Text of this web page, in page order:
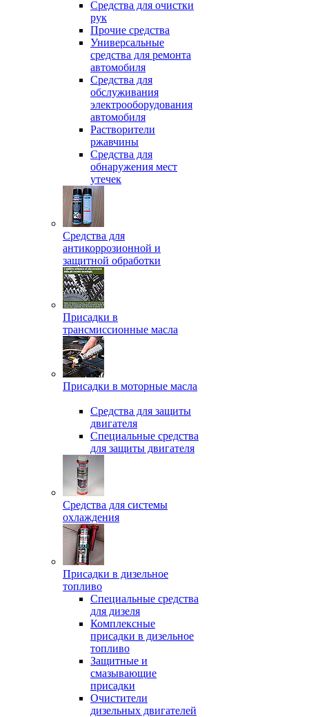
Средства для очистки
рук
Прочие средства
Универсальные
средства для ремонта
автомобиля
Средства для
обслуживания
электрооборудования
автомобиля
Растворители
ржавчины
Средства для
обнаружения мест
утечек
Средства для
антикоррозионной и
защитной обработки
Присадки в
трансмиссионные масла
Присадки в моторные масла
Средства для защиты
двигателя
Специальныe средства
для защиты двигателя
Средства для системы
охлаждения
Присадки в дизельное
топливо
Спeциальные средства
для дизеля
Комплексные
присадки в дизельное
топливо
Защитные и
смазывающие
присадки
Очистители
дизельных двигателей